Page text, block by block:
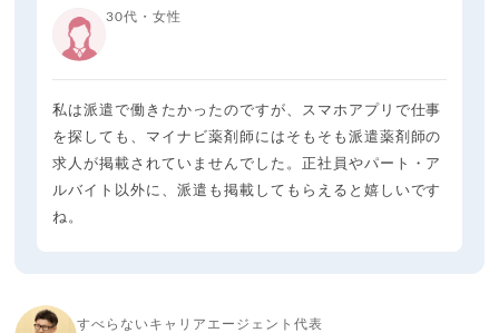
30代・女性
私は派遣で働きたかったのですが、スマホアプリで仕事
を探しても、マイナビ薬剤師にはそもそも派遣薬剤師の
求人が掲載されていませんでした。正社員やパート・ア
ルバイト以外に、派遣も掲載してもらえると嬉しいです
ね。
すべらないキャリアエージェント代表